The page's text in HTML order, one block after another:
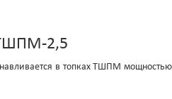
2,5
в топках ТШПМ мощностью